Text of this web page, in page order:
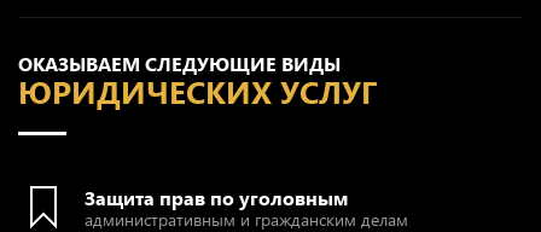
ОКАЗЫВАЕМ СЛЕДУЮЩИЕ ВИДЫ
ЮРИДИЧЕСКИХ УСЛУГ
Защита прав по уголовным
административным и гражданским делам